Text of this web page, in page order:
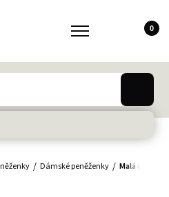
0
Dámské peněženky Malá černá